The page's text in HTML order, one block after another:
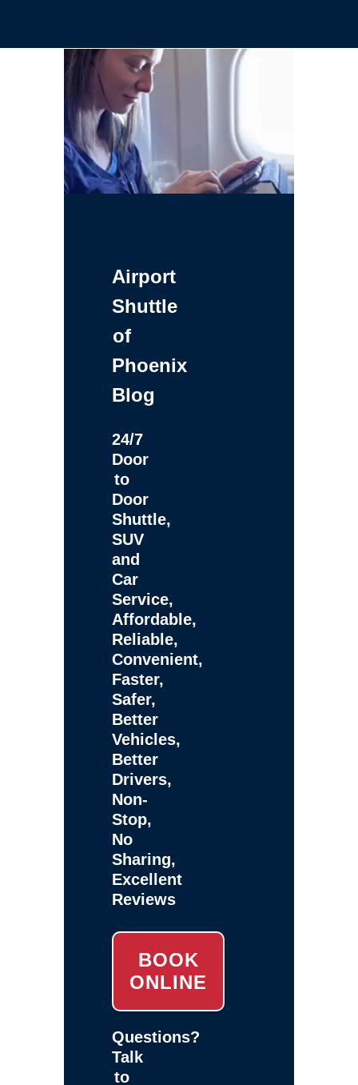
Airport
Shuttle
of
Phoenix
Blog
24/7
Door
to
Door
Shuttle,
SUV
and
Car
Service,
Affordable,
Reliable,
Convenient,
Faster,
Safer,
Better
Vehicles,
Better
Drivers,
Non-
Stop,
No
Sharing,
Excellent
Reviews
BOOK
ONLINE
Questions?
Talk
to